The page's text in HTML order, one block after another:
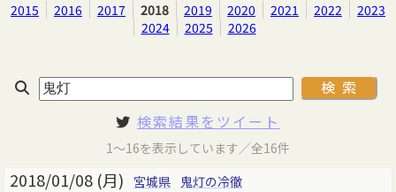
2015 2016 2017 2018 2019 2020 2021 2022
2023
2024
2025 2026
検索結果をツイート
1～16を表示しています／全16件
2018/01/08 (月) 宮城県 鬼灯の冷徹